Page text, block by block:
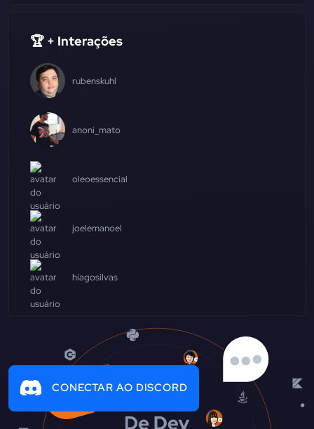
🏆 + Interações
rubenskuhl
anoni_mato
oleoessencial
joelemanoel
hiagosilvas
CONECTAR AO DISCORD